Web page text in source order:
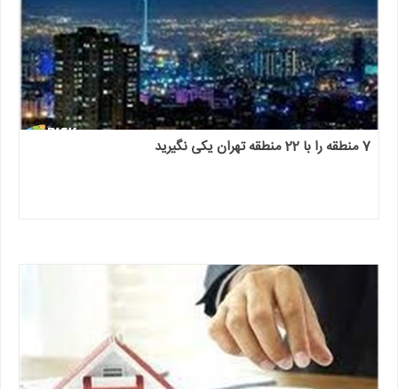
7 منطقه را با 22 منطقه تهران یکی نگیرید